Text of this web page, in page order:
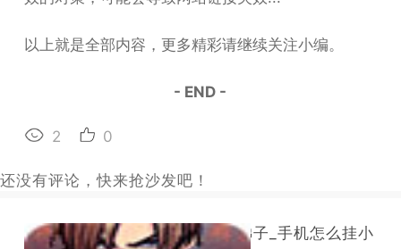
以上就是全部内容，更多精彩请继续关注小编。
- END -
2 0
还没有评论，快来抢沙发吧！
手机怎么挂梯子_手机怎么挂小